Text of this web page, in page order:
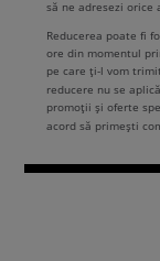
să ne adresezi orice
Reducerea poate fi
ore din momentul
pe care ți-l vom
reducere nu se aplică
promoții și oferte
acord să primești